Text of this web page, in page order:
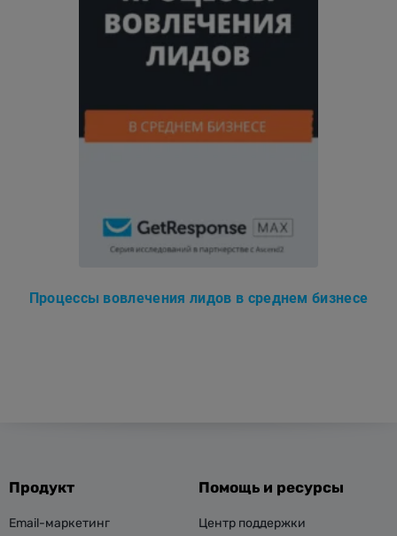
Процессы вовлечения лидов в среднем бизнесе
Продукт
Email-маркетинг
Помощь и ресурсы
Центр поддержки